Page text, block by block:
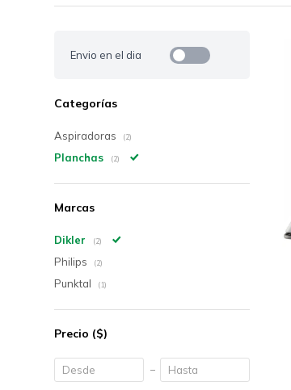
Envio en el dia
Categorías
Aspiradoras (2)
Planchas (2)
Marcas
Dikler (2)
Philips (2)
Punktal (1)
Precio ($)